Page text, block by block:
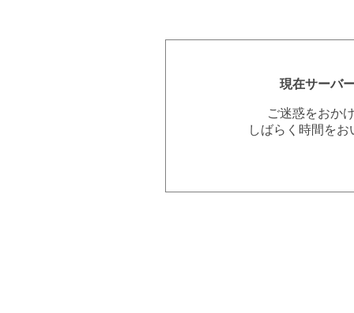
現在サーバ
ご迷惑をおか
しばらく時間を